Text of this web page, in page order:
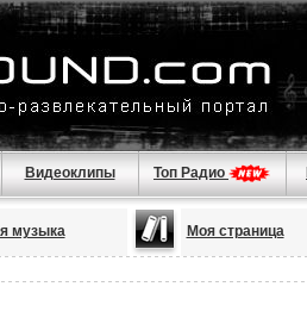
Видеоклипы Топ Радио
музыка Моя страница